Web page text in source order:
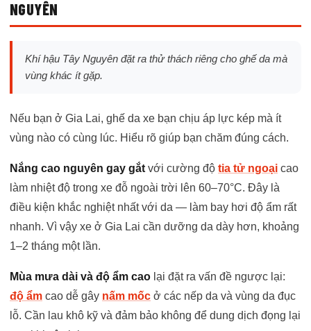
NGUYÊN
Khí hậu Tây Nguyên đặt ra thử thách riêng cho ghế da mà
vùng khác ít gặp.
Nếu bạn ở Gia Lai, ghế da xe bạn chịu áp lực kép mà ít
vùng nào có cùng lúc. Hiểu rõ giúp bạn chăm đúng cách.
Nắng cao nguyên gay gắt với cường độ tia tử ngoại cao
làm nhiệt độ trong xe đỗ ngoài trời lên 60–70°C. Đây là
điều kiện khắc nghiệt nhất với da — làm bay hơi độ ẩm rất
nhanh. Vì vậy xe ở Gia Lai cần dưỡng da dày hơn, khoảng
1–2 tháng một lần.
Mùa mưa dài và độ ẩm cao lại đặt ra vấn đề ngược lại:
độ ẩm cao dễ gây nấm mốc ở các nếp da và vùng da đục
lỗ. Cần lau khô kỹ và đảm bảo không để dung dịch đọng lại